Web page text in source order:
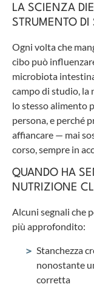
LA SCIENZA
STRUMENTO DI
Ogni volta che
cibo può
microbiota
campo di studio, la
lo stesso alimento
persona, e perché
affiancare — mai
corso, sempre in
QUANDO HA
NUTRIZIONE
Alcuni segnali che
più approfondito:
Stanchezza
nonostante
corretta